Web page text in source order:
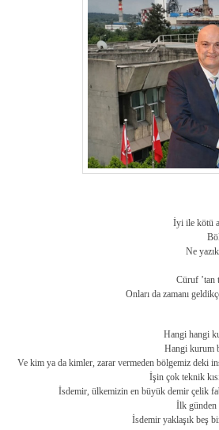
İyi ile kötü
Ne
Cüruf ’tan
Onları da zamanı
Hangi hangi
Hangi kurum
Ve kim ya da kimler, zarar vermeden bölgemiz deki
İşin çok teknik
İsdemir, ülkemizin en büyük demir çelik
İlk günden
İsdemir yaklaşık beş